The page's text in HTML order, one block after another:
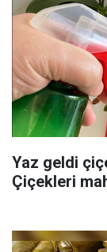
Yaz geldi
Çiçekleri